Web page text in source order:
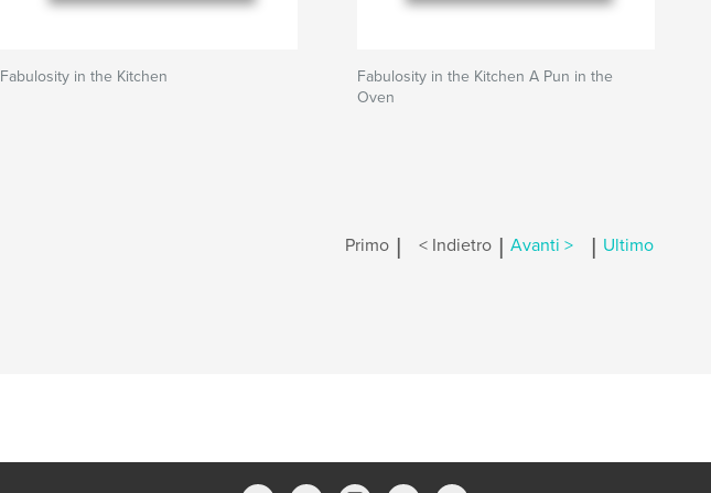
Fabulosity in the Kitchen
Fabulosity in the Kitchen A Pun in the
Oven
Primo | < Indietro | Avanti > | Ultimo